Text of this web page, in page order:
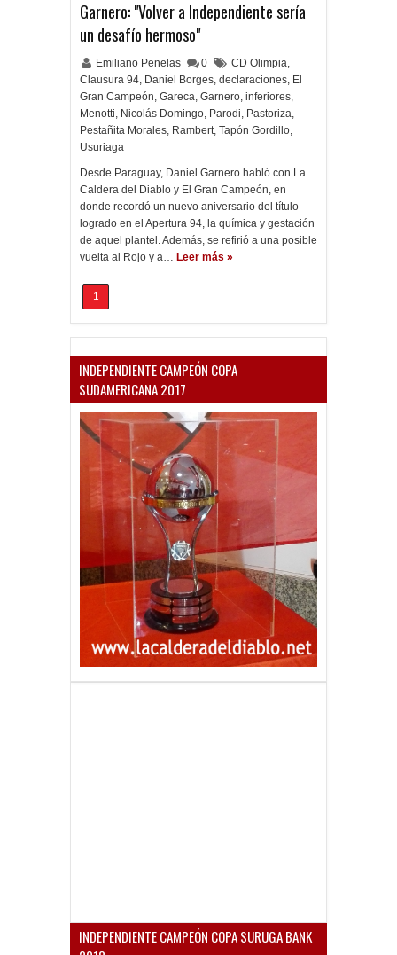
Garnero: "Volver a Independiente sería
un desafío hermoso"
Emiliano Penelas 0 CD Olimpia,
Clausura 94, Daniel Borges, declaraciones, El
Gran Campeón, Gareca, Garnero, inferiores,
Menotti, Nicolás Domingo, Parodi, Pastoriza,
Pestañita Morales, Rambert, Tapón Gordillo,
Usuriaga
Desde Paraguay, Daniel Garnero habló con La
Caldera del Diablo y El Gran Campeón, en
donde recordó un nuevo aniversario del título
logrado en el Apertura 94, la química y gestación
de aquel plantel. Además, se refirió a una posible
vuelta al Rojo y a… Leer más »
1
INDEPENDIENTE CAMPEÓN COPA
SUDAMERICANA 2017
INDEPENDIENTE CAMPEÓN COPA SURUGA BANK